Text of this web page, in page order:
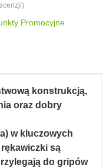
)
Promocyjne
konstrukcją,
oraz dobry
w kluczowych
są
do gripów